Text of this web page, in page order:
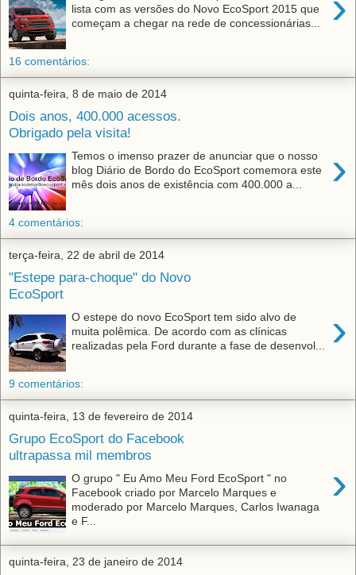
lista com as versões do Novo EcoSport 2015 que
começam a chegar na rede de concessionárias...
16 comentários:
quinta-feira, 8 de maio de 2014
Dois anos, 400.000 acessos.
Obrigado pela visita!
›
Temos o imenso prazer de anunciar que o nosso
blog Diário de Bordo do EcoSport comemora este
mês dois anos de existência com 400.000 a...
4 comentários:
terça-feira, 22 de abril de 2014
"Estepe para-choque" do Novo
EcoSport
›
O estepe do novo EcoSport tem sido alvo de
muita polêmica. De acordo com as clínicas
realizadas pela Ford durante a fase de desenvol...
9 comentários:
quinta-feira, 13 de fevereiro de 2014
Grupo EcoSport do Facebook
ultrapassa mil membros
›
O grupo " Eu Amo Meu Ford EcoSport " no
Facebook criado por Marcelo Marques e
moderado por Marcelo Marques, Carlos Iwanaga
e F...
quinta-feira, 23 de janeiro de 2014